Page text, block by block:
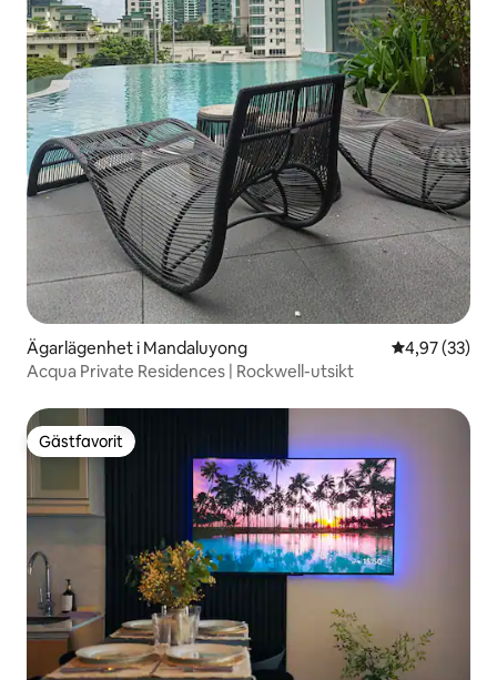
Ägarlägenhet i Mandaluyong 4,97 av 5 i
4,97 (33)
Acqua Private Residences | Rockwell-utsikt
Gästfavorit
Gästfavorit